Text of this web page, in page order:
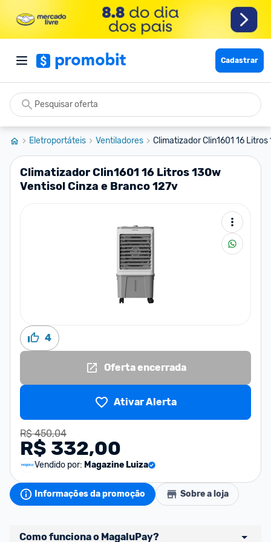
Cadastrar
Eletroportáteis Ventiladores Climatizador Clin1601 16
Climatizador Clin1601 16 Litros 130w
Ventisol Cinza e Branco 127v
4
Oferta encerrada
Ativar Alerta
R$ 450,04
R$ 332,00
Vendido por: Magazine Luiza
Informações da promoção Sobre a loja
Como funciona o MagaluPay?